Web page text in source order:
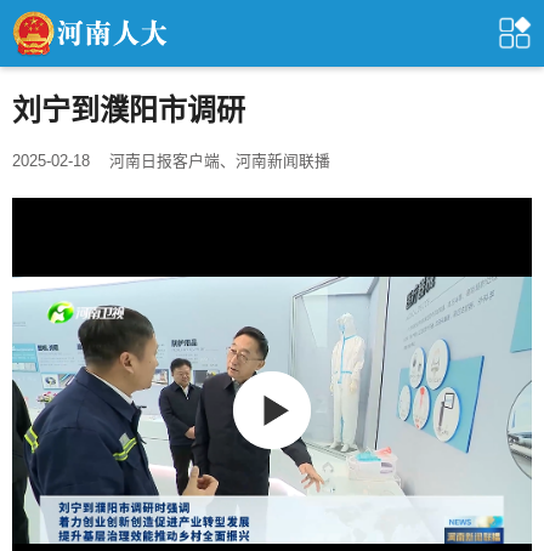
刘宁到濮阳市调研
2025-02-18 河南日报客户端、河南新闻联播